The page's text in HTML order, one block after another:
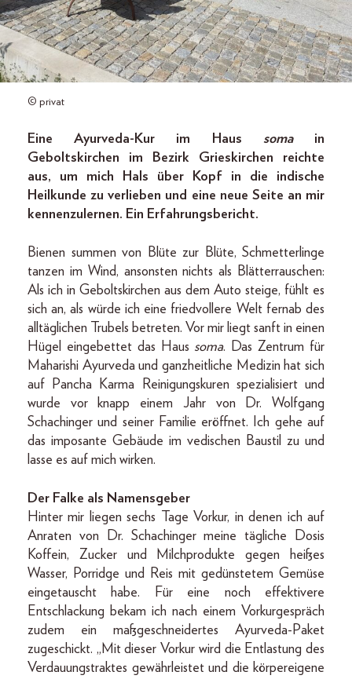
© privat
Eine Ayurveda-Kur im Haus somain
Geboltskirchen im Bezirk Grieskirchen reichte
aus, um mich Hals über Kopf in die indische
Heilkunde zu verlieben und eine neue Seite an mir
kennenzulernen. Ein Erfahrungsbericht.
Bienen summen von Blüte zur Blüte, Schmetterlinge
tanzen im Wind, ansonsten nichts als Blätterrauschen:
Als ich in Geboltskirchen aus dem Auto steige, fühlt es
sich an, als würde ich eine friedvollere Welt fernab des
alltäglichen Trubels betreten. Vor mir liegt sanft in einen
Hügel eingebettet das Haus soma. Das Zentrum für
Maharishi Ayurveda und ganzheitliche Medizin hat sich
auf Pancha Karma Reinigungskuren spezialisiert und
wurde vor knapp einem Jahr von Dr. Wolfgang
Schachinger und seiner Familie eröffnet. Ich gehe auf
das imposante Gebäude im vedischen Baustil zu und
lasse es auf mich wirken.
Der Falke als Namensgeber
Hinter mir liegen sechs Tage Vorkur, in denen ich auf
Anraten von Dr. Schachinger meine tägliche Dosis
Koffein, Zucker und Milchprodukte gegen heißes
Wasser, Porridge und Reis mit gedünstetem Gemüse
eingetauscht habe. Für eine noch effektivere
Entschlackung bekam ich nach einem Vorkurgespräch
zudem ein maßgeschneidertes Ayurveda-Paket
zugeschickt. „Mit dieser Vorkur wird die Entlastung des
Verdauungstraktes gewährleistet und die körpereigene